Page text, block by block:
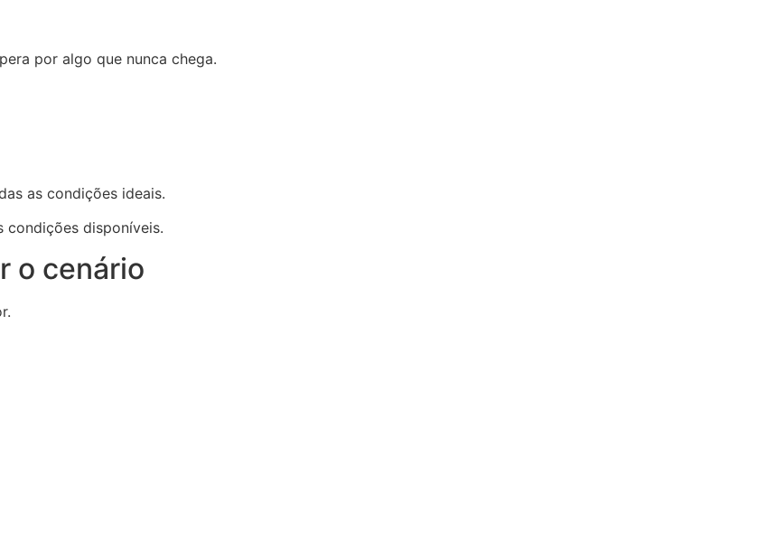
por algo que nunca chega.
as condições ideais.
condições disponíveis.
o cenário